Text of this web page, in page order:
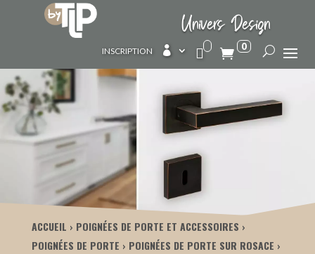
Univers Design
INSCRIPTION  0
ACCUEIL
POIGNÉES DE PORTE ET ACCESSOIRES
POIGNÉES DE PORTE
POIGNÉES DE PORTE SUR ROSACE